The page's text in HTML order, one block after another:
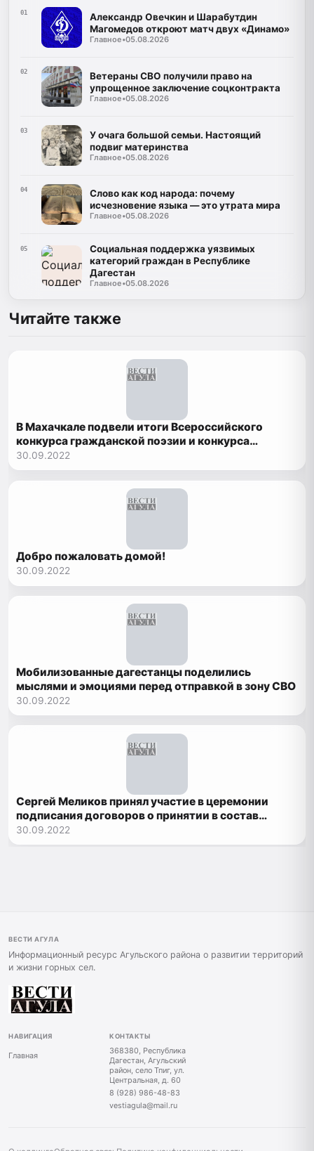
01
Александр Овечкин и Шарабутдин
Магомедов откроют матч двух «Динамо»
Главное•05.08.2026
02
Ветераны СВО получили право на
упрощенное заключение соцконтракта
Главное•05.08.2026
03
У очага большой семьи. Настоящий
подвиг материнства
Главное•05.08.2026
04
Слово как код народа: почему
исчезновение языка — это утрата мира
Главное•05.08.2026
05
Социальная поддержка уязвимых
категорий граждан в Республике
Дагестан
Главное•05.08.2026
Читайте также
В Махачкале подвели итоги Всероссийского
конкурса гражданской поэзии и конкурса
переводчиков имени Эфенди Капиева
30.09.2022
Добро пожаловать домой!
30.09.2022
Мобилизованные дагестанцы поделились
мыслями и эмоциями перед отправкой в зону СВО
30.09.2022
Сергей Меликов принял участие в церемонии
подписания договоров о принятии в состав
России новых территорий
30.09.2022
ВЕСТИ АГУЛА
Информационный ресурс Агульского района о развитии территорий
и жизни горных сел.
НАВИГАЦИЯ
Главная
КОНТАКТЫ
368380, Республика
Дагестан, Агульский
район, село Тпиг, ул.
Центральная, д. 60
8 (928) 986-48-83
vestiagula@mail.ru